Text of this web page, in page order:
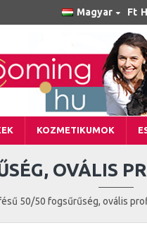
Magyar Ft
KOZMETIKUMOK
50/50 fogsűrűség, ovális
OVÁLIS